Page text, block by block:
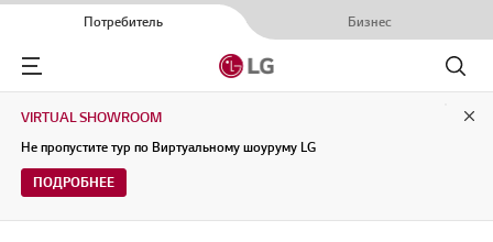
Потребитель Бизнес
Menu
Поиск
VIRTUAL SHOWROOM
Не пропустите тур по Виртуальному шоуруму LG
ПОДРОБНЕЕ